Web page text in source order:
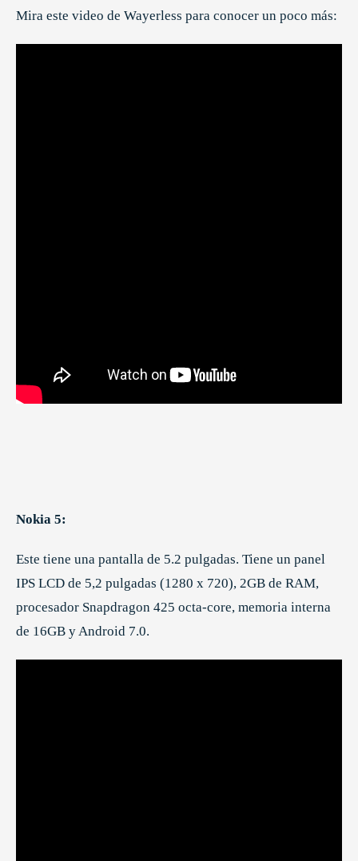
Mira este video de Wayerless para conocer un poco más:
Nokia 5:
Este tiene una pantalla de 5.2 pulgadas. Tiene un panel
IPS LCD de 5,2 pulgadas (1280 x 720), 2GB de RAM,
procesador Snapdragon 425 octa-core, memoria interna
de 16GB y Android 7.0.